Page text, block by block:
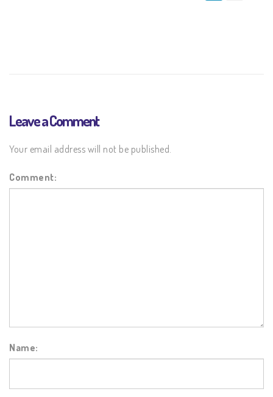
Leave a Comment
Your email address will not be published.
Comment:
Name: